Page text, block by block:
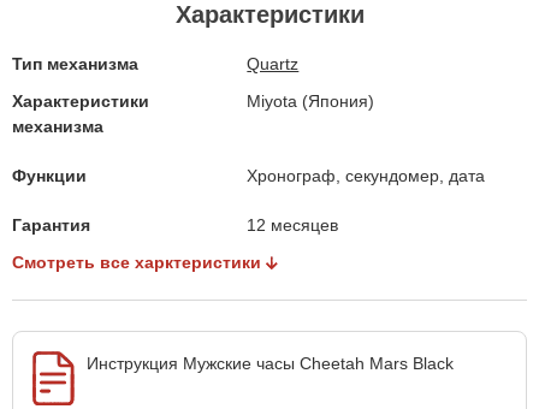
Характеристики
Тип механизма
Quartz
Характеристики
механизма
Miyota (Япония)
Функции Хронограф, секундомер, дата
Гарантия
12 месяцев
Смотреть все харктеристики
Инструкция Мужские часы Cheetah Mars Black